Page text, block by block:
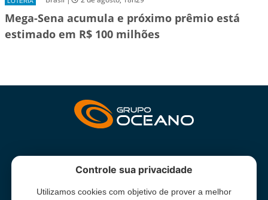
Mega-Sena acumula e próximo prêmio está
estimado em R$ 100 milhões
INSTITUCIONAL
Controle sua privacidade
Utilizamos cookies com objetivo de prover a melhor